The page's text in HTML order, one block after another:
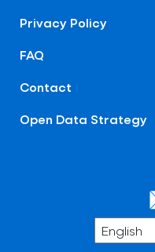
Privacy Policy
FAQ
Contact
Open Data Strategy